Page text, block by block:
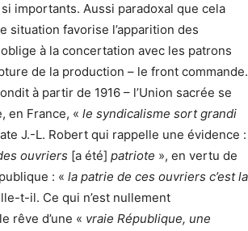
importants. Aussi paradoxal que cela
situation favorise l’apparition des
à la concertation avec les patrons
de la production – le front commande.
à partir de 1916 – l’Union sacrée se
en France, « le syndicalisme sort grandi
J.-L. Robert qui rappelle une évidence :
ouvriers [a été] patriote », en vertu de
: « la patrie de ces ouvriers c’est la
t-il. Ce qui n’est nullement
rêve d’une « vraie République, une